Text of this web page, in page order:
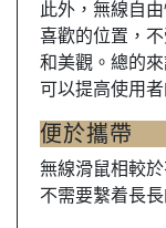
此外，無線自
喜歡的位置，
和美觀。總的
可以提高使用
便於攜帶
無線滑鼠相較
不需要繫着長長